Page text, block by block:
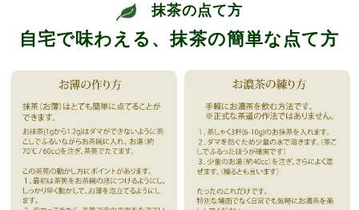
抹茶の点て方
自宅で味わえる、抹茶の簡単な点て方